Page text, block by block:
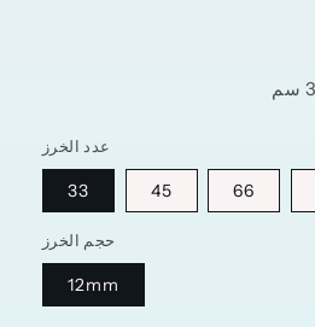
عدد الخرز
33 45 66
حجم الخرز
12mm